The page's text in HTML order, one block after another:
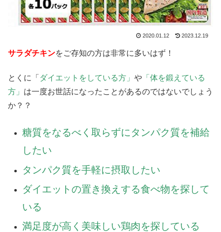
2020.01.12 2023.12.19
サラダチキンをご存知の方は非常に多いはず！
とくに「 ダイエットをしている方」 や 「体を鍛えている
方」 は一度お世話になったことがあるのではないでしょう
か？？
糖質をなるべく取らずにタンパク質を補給
したい
タンパク質を手軽に摂取したい
ダイエットの置き換えする食べ物を探して
いる
満足度が高く美味しい鶏肉を探している